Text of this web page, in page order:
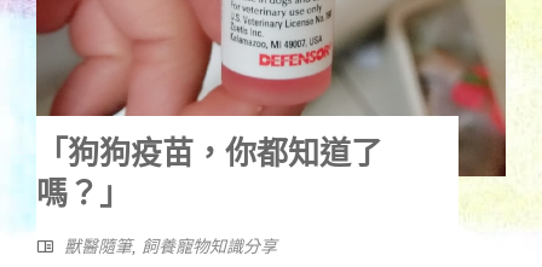
「狗狗疫苗，你都知道了
嗎？」
獸醫隨筆, 飼養寵物知識分享